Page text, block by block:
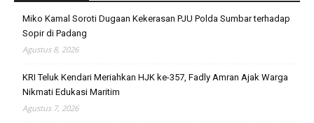
Miko Kamal Soroti Dugaan Kekerasan PJU Polda Sumbar terhadap
Sopir di Padang
Agustus 8, 2026
KRI Teluk Kendari Meriahkan HJK ke-357, Fadly Amran Ajak Warga
Nikmati Edukasi Maritim
Agustus 7, 2026